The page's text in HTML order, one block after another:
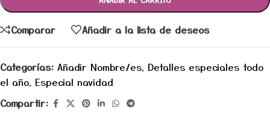
Comparar Añadir a la lista de deseos
Categorías: Añadir Nombre/es, Detalles especiales todo
el año, Especial navidad
Compartir: